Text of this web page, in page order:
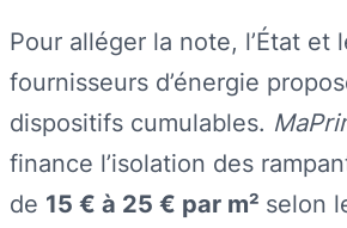
Pour alléger la note, l’État et
fournisseurs d’énergie
dispositifs cumulables.
finance l’isolation des
de 15 € à 25 € par m² selon